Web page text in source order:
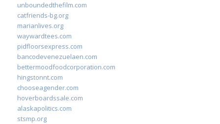
unboundedthefilm.com
catfriends-bg.org
marianlives.org
waywardtees.com
pidfloorsexpress.com
bancodevenezuelaen.com
bettermoodfoodcorporation.com
hingstonnt.com
chooseagender.com
hoverboardssale.com
alaskapolitics.com
stsmp.org